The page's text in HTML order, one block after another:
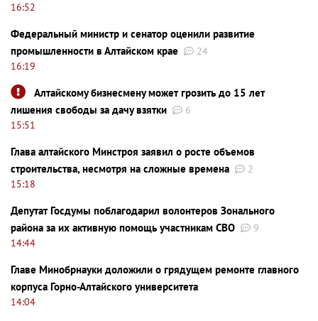
16:52
Федеральный министр и сенатор оценили развитие
промышленности в Алтайском крае
24
16:19
Алтайскому бизнесмену может грозить до 15 лет
лишения свободы за дачу взятки
6
15:51
Глава алтайского Минстроя заявил о росте объемов
строительства, несмотря на сложные времена
2
15:18
Депутат Госдумы поблагодарил волонтеров Зонального
района за их активную помощь участникам СВО
9
14:44
Главе Минобрнауки доложили о грядущем ремонте главного
корпуса Горно-Алтайского университета
14:04